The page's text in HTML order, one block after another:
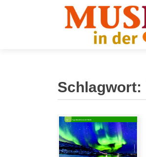
Schlagwort: